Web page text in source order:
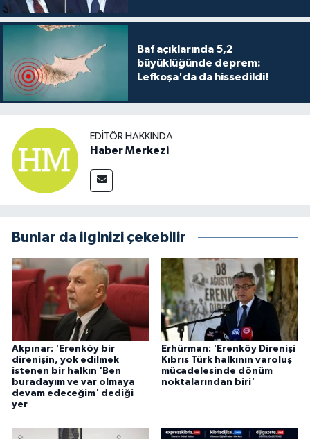
Baf açıklarında 5,2
büyüklüğünde deprem:
Lefkoşa'da da hissedildi!
EDITÖR HAKKINDA
Haber Merkezi
Bunlar da ilginizi çekebilir
Akpınar: 'Erenköy bir
direnişin, yok edilmek
istenen bir halkın 'Ben
buradayım ve var olmaya
devam edeceğim' dediği
yer
Erhürman: 'Erenköy Direnişi
Kıbrıs Türk halkının varoluş
mücadelesinde dönüm
noktalarından biri'